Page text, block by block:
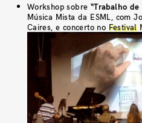
Workshop sobre “Trabalho de
Música Mista da ESML, com
Caires, e concerto no Festival